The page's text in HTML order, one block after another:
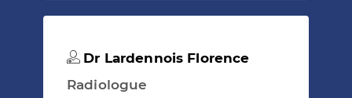
Dr Lardennois Florence
Radiologue